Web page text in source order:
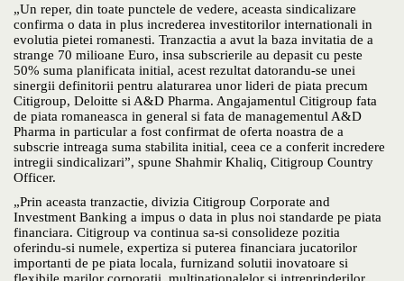
„Un reper, din toate punctele de vedere, aceasta sindicalizare
confirma o data in plus increderea investitorilor internationali in
evolutia pietei romanesti. Tranzactia a avut la baza invitatia de a
strange 70 milioane Euro, insa subscrierile au depasit cu peste
50% suma planificata initial, acest rezultat datorandu-se unei
sinergii definitorii pentru alaturarea unor lideri de piata precum
Citigroup, Deloitte si A&D Pharma. Angajamentul Citigroup fata
de piata romaneasca in general si fata de managementul A&D
Pharma in particular a fost confirmat de oferta noastra de a
subscrie intreaga suma stabilita initial, ceea ce a conferit incredere
intregii sindicalizari”, spune Shahmir Khaliq, Citigroup Country
Officer.
„Prin aceasta tranzactie, divizia Citigroup Corporate and
Investment Banking a impus o data in plus noi standarde pe piata
financiara. Citigroup va continua sa-si consolideze pozitia
oferindu-si numele, expertiza si puterea financiara jucatorilor
importanti de pe piata locala, furnizand solutii inovatoare si
flexibile marilor corporatii, multinationalelor si intreprinderilor